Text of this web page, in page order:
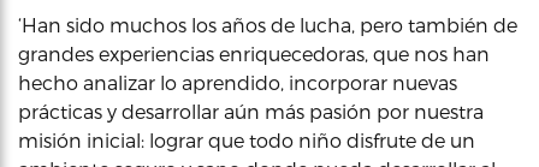
‘Han sido muchos los años de lucha, pero también de
grandes experiencias enriquecedoras, que nos han
hecho analizar lo aprendido, incorporar nuevas
prácticas y desarrollar aún más pasión por nuestra
misión inicial: lograr que todo niño disfrute de un